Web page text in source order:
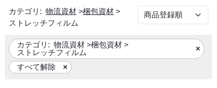
カテゴリ: 物流資材 >梱包資材 >
ストレッチフィルム
カテゴリ: 物流資材 >梱包資材 >
ストレッチフィルム
すべて解除